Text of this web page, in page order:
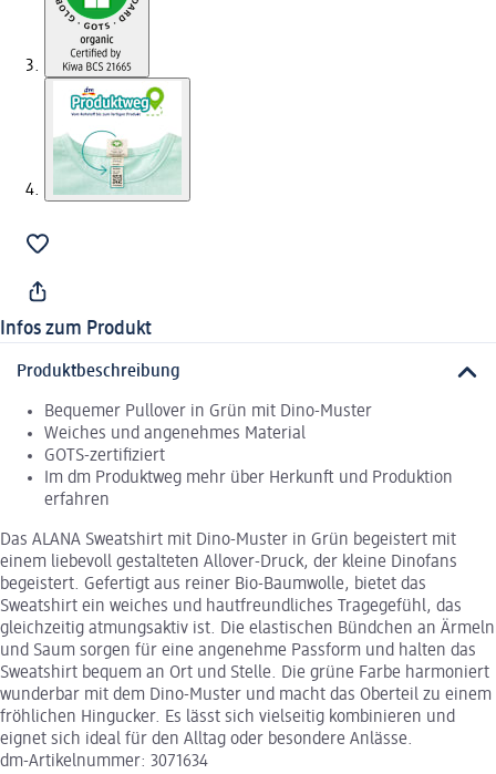
Infos zum Produkt
Produktbeschreibung
Bequemer Pullover in Grün mit Dino-Muster
Weiches und angenehmes Material
GOTS-zertifiziert
Im dm Produktweg mehr über Herkunft und Produktion
erfahren
Das ALANA Sweatshirt mit Dino-Muster in Grün begeistert mit
einem liebevoll gestalteten Allover-Druck, der kleine Dinofans
begeistert. Gefertigt aus reiner Bio-Baumwolle, bietet das
Sweatshirt ein weiches und hautfreundliches Tragegefühl, das
gleichzeitig atmungsaktiv ist. Die elastischen Bündchen an Ärmeln
und Saum sorgen für eine angenehme Passform und halten das
Sweatshirt bequem an Ort und Stelle. Die grüne Farbe harmoniert
wunderbar mit dem Dino-Muster und macht das Oberteil zu einem
fröhlichen Hingucker. Es lässt sich vielseitig kombinieren und
eignet sich ideal für den Alltag oder besondere Anlässe.
dm-Artikelnummer: 3071634